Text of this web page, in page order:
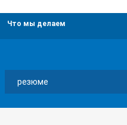
Что мы делаем